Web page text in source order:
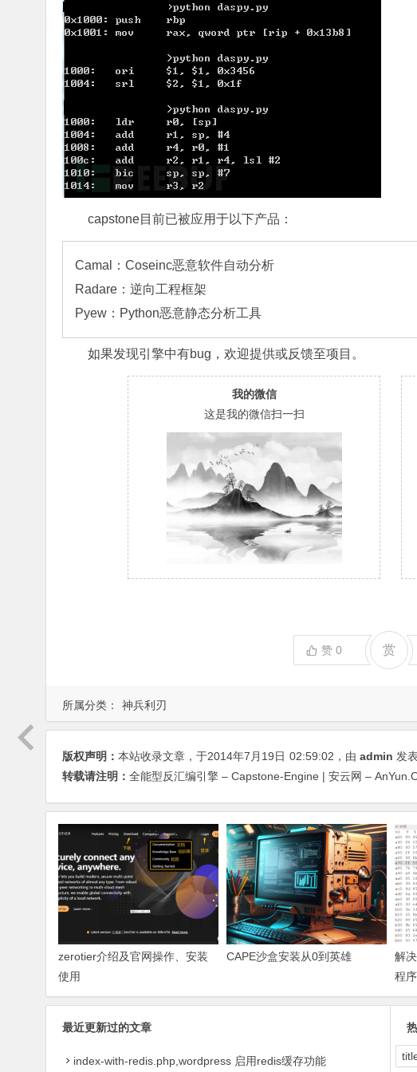
所属分类： 神兵利刃
capstone目前已被应用于以下产品：
Camal：Coseinc恶意软件自动分析
Radare：逆向工程框架
Pyew：Python恶意静态分析工具
如果发现引擎中有bug，欢迎提供或反馈至项目。
我的微信
这是我的微信扫一扫
赞0 赏
版权声明： 本站收录文章，于2014年7月19日 02:59:02 ，由 admin 发
转载请注明： 全能型反汇编引擎 – Capstone-Engine | 安云网 –
zerotier介绍及官网操作、安装
使用
CAPE沙盒安装从0到英雄
解
程
最近更新过的文章
index-with-redis.php,wordpress 启用redis缓存功能